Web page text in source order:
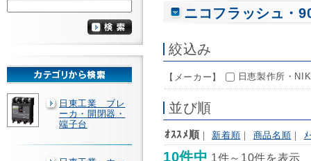
な
で
販
売
日東工業 ブレ
ーカ・開閉器・
端子台
ニコフラッシュ・
絞込み
【メーカー】 日恵製作所・
並び順
ｵｽｽﾒ順 ｜ 新着順 ｜ 商品名順 ｜ ﾒ
10件中 1件～10件を表示